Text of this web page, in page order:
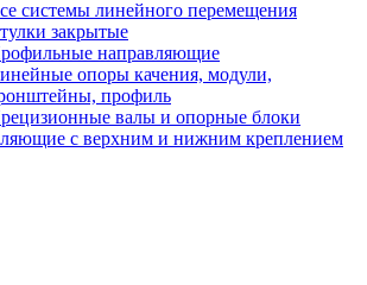
системы линейного перемещения
закрытые
направляющие
опоры качения, модули,
профиль
валы и опорные блоки
с верхним и нижним креплением